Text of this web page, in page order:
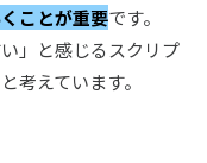
ことが重要です。
」と感じるスクリプ
考えています。